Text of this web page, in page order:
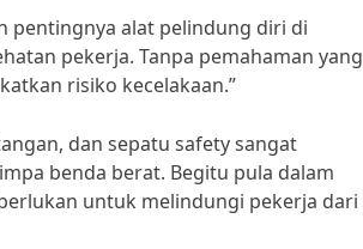
pentingnya alat pelindung diri di
pekerja. Tanpa pemahaman yang
risiko kecelakaan.”
dan sepatu safety sangat
benda berat. Begitu pula dalam
untuk melindungi pekerja dari